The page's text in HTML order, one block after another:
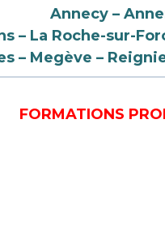
Annecy –
– La Roche-sur-
– Megève –
FORMATIONS